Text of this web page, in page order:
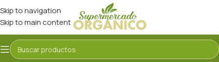
Skip to navigation
Skip to main content